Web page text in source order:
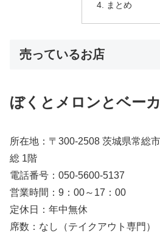
まとめ
売っているお店
ぼくとメロンとベー
所在地：〒300-2508 茨城県常総
総 1階
電話番号：050-5600-5137
営業時間：9：00～17：00
定休日：年中無休
席数：なし（テイクアウト専門）